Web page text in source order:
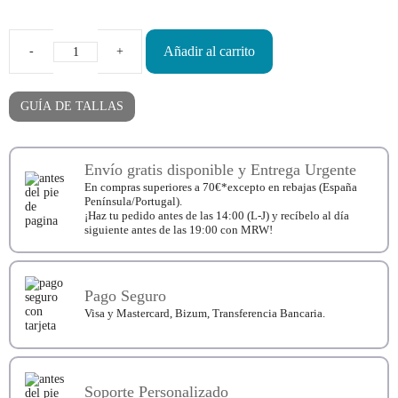
Deportivas
Respetuosas
Añadir al carrito
GUÍA DE TALLAS
Envío gratis disponible y Entrega Urgente
En compras superiores a 70€*excepto en rebajas (España
Península/Portugal).
¡Haz tu pedido antes de las 14:00 (L-J) y recíbelo al día
siguiente antes de las 19:00 con MRW!
Pago Seguro
Visa y Mastercard, Bizum, Transferencia Bancaria.
Soporte Personalizado